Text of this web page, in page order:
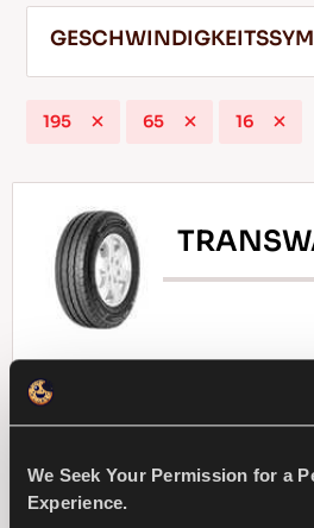
We Seek Your Permission for a
Experience.
Tipps für das Fahren im
WEITERLESEN
195 65 16
Langlebigkeit und
Ihren Leicht-LKW!
LLKW SOMMER